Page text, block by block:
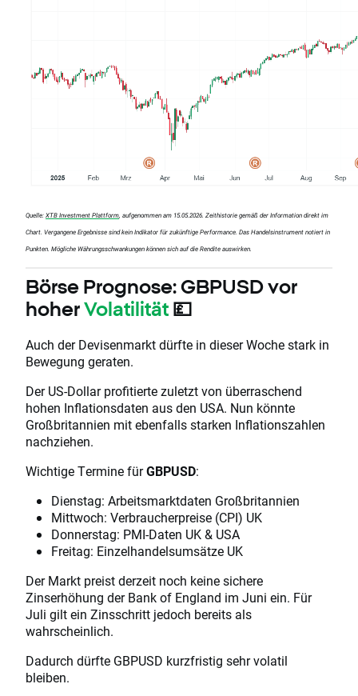
Quelle: XTB Investment Plattform , aufgenommen am 15.05.2026. Zeithistorie gemäß der Information direkt im
Chart. Vergangene Ergebnisse sind kein Indikator für zukünftige Performance. Das Handelsinstrument notiert in
Punkten. Mögliche Währungsschwankungen können sich auf die Rendite auswirken.
Börse Prognose: GBPUSD vor
hoherVolatilität 💷
Auch der Devisenmarkt dürfte in dieser Woche stark in
Bewegung geraten.
Der US-Dollar profitierte zuletzt von überraschend
hohen Inflationsdaten aus den USA. Nun könnte
Großbritannien mit ebenfalls starken Inflationszahlen
nachziehen.
Wichtige Termine fürGBPUSD:
Dienstag: Arbeitsmarktdaten Großbritannien
Mittwoch: Verbraucherpreise (CPI) UK
Donnerstag: PMI-Daten UK & USA
Freitag: Einzelhandelsumsätze UK
Der Markt preist derzeit noch keine sichere
Zinserhöhung der Bank of England im Juni ein. Für
Juli gilt ein Zinsschritt jedoch bereits als
wahrscheinlich.
Dadurch dürfte GBPUSD kurzfristig sehr volatil
bleiben.